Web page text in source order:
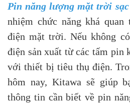
Pin năng lượng mặt trời
nhiệm chức năng khá quan
điện mặt trời. Nếu không
điện sản xuất từ các tấm pin
với thiết bị tiêu thụ điện.
hôm nay, Kitawa sẽ giúp
thông tin cần biết về pin